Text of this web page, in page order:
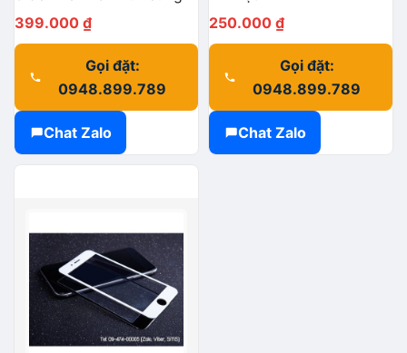
399.000 ₫
Gọi đặt:
0948.899.789
Chat Zalo
250.000 ₫
Gọi đặt:
0948.899.789
Chat Zalo